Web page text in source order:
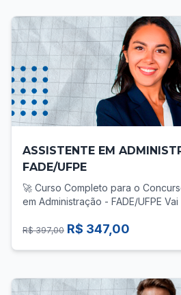
ASSISTENTE EM
FADE/UFPE
🚀 Curso Completo para o
em Administração - FADE/UFPE
você precisa de uma preparação
total no que realmente cobra! 📚
Língua Portuguesa - Legislação
R$ 397,00 R$ 347,00